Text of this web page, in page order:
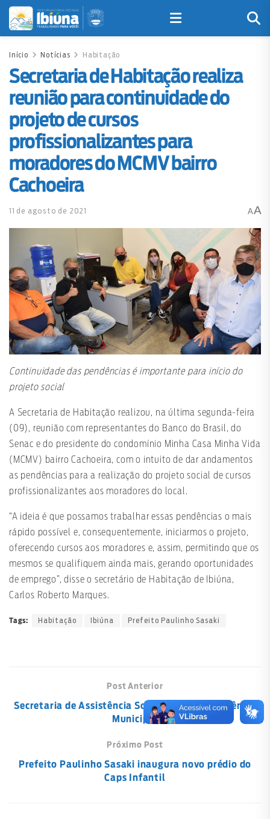
Início Notícias Habitação
Secretaria de Habitação realiza
reunião para continuidade do
projeto de cursos
profissionalizantes para
moradores do MCMV bairro
Cachoeira
11 de agosto de 2021 AA
Continuidade das pendências é importante para início do
projeto social
A Secretaria de Habitação realizou, na última segunda-feira
(09), reunião com representantes do Banco do Brasil, do
Senac e do presidente do condomínio Minha Casa Minha Vida
(MCMV) bairro Cachoeira, com o intuito de dar andamentos
as pendências para a realização do projeto social de cursos
profissionalizantes aos moradores do local.
“A ideia é que possamos trabalhar essas pendências o mais
rápido possível e, consequentemente, iniciarmos o projeto,
oferecendo cursos aos moradores e, assim, permitindo que os
mesmos se qualifiquem ainda mais, gerando oportunidades
de emprego”, disse o secretário de Habitação de Ibiúna,
Carlos Roberto Marques.
Tags: Habitação Ibiúna Prefeito Paulinho Sasaki
Post Anterior
Secretaria de Assistência Social realiza Conferência
Municipal
Próximo Post
Prefeito Paulinho Sasaki inaugura novo prédio do
Caps Infantil